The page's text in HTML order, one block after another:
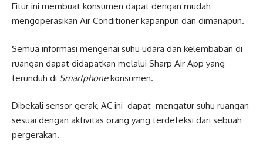
Fitur ini membuat konsumen dapat dengan mudah
mengoperasikan Air Conditioner kapanpun dan dimanapun.
Semua informasi mengenai suhu udara dan kelembaban di
ruangan dapat didapatkan melalui Sharp Air App yang
terunduh di Smartphonekonsumen.
Dibekali sensor gerak, AC ini dapat mengatur suhu ruangan
sesuai dengan aktivitas orang yang terdeteksi dari sebuah
pergerakan.